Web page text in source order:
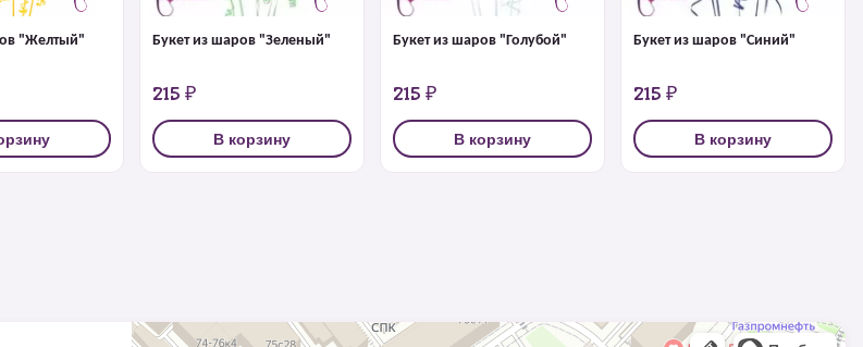
"Желтый" Букет из шаров "Зеленый"
215 ₽
В корзину
Букет из шаров "Голубой"
215 ₽
В корзину
Букет из шаров "Синий"
215 ₽
В корзину